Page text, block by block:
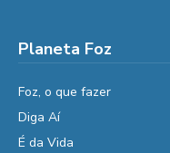
Planeta Foz
Foz, o que fazer
Diga Aí
É da Vida